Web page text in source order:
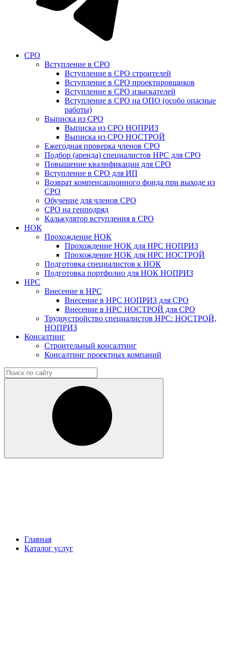
СРО
Вступление в СРО
Вступление в СРО строителей
Вступление в СРО проектировщиков
Вступление в СРО изыскателей
Вступление в СРО на ОПО (особо опасные
работы)
Выписка из СРО
Выписка из СРО НОПРИЗ
Выписка из СРО НОСТРОЙ
Ежегодная проверка членов СРО
Подбор (аренда) специалистов НРС для СРО
Повышение квалификации для СРО
Вступление в СРО для ИП
Возврат компенсационного фонда при выходе из
СРО
Обучение для членов СРО
СРО на генподряд
Калькулятор вступления в СРО
НОК
Прохождение НОК
Прохождение НОК для НРС НОПРИЗ
Прохождение НОК для НРС НОСТРОЙ
Подготовка специалистов к НОК
Подготовка портфолио для НОК НОПРИЗ
НРС
Внесение в НРС
Внесение в НРС НОПРИЗ для СРО
Внесение в НРС НОСТРОЙ для СРО
Трудоустройство специалистов НРС: НОСТРОЙ,
НОПРИЗ
Консалтинг
Строительный консалтинг
Консалтинг проектных компаний
Главная
Каталог услуг